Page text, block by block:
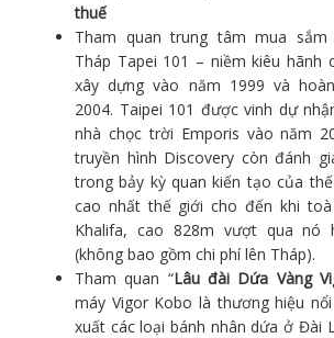
thuế
Tham quan trung tâm mua sắm
Tháp Tapei 101 – niềm kiêu hãnh
xây dựng vào năm 1999 và
2004. Taipei 101 được vinh dự
nhà chọc trời Emporis vào năm
truyền hình Discovery còn đánh
trong bảy kỳ quan kiến tạo của
cao nhất thế giới cho đến khi
Khalifa, cao 828m vượt qua nó
(không bao gồm chi phí lên Tháp).
Tham quan “Lâu đài Dứa Vàng
máy Vigor Kobo là thương hiệu
xuất các loại bánh nhân dứa ở Đài